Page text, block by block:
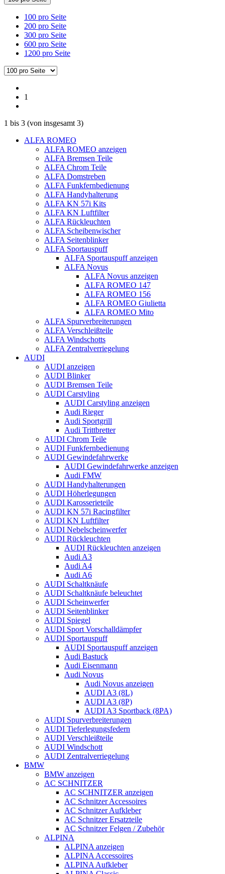
100 pro Seite
200 pro Seite
300 pro Seite
600 pro Seite
1200 pro Seite
1
1 bis 3 (von insgesamt 3)
ALFA ROMEO
ALFA ROMEO anzeigen
ALFA Bremsen Teile
ALFA Chrom Teile
ALFA Domstreben
ALFA Funkfernbedienung
ALFA Handyhalterung
ALFA KN 57i Kits
ALFA KN Luftfilter
ALFA Rückleuchten
ALFA Scheibenwischer
ALFA Seitenblinker
ALFA Sportauspuff
ALFA Sportauspuff anzeigen
ALFA Novus
ALFA Novus anzeigen
ALFA ROMEO 147
ALFA ROMEO 156
ALFA ROMEO Giulietta
ALFA ROMEO Mito
ALFA Spurverbreiterungen
ALFA Verschleißteile
ALFA Windschotts
ALFA Zentralverriegelung
AUDI
AUDI anzeigen
AUDI Blinker
AUDI Bremsen Teile
AUDI Carstyling
AUDI Carstyling anzeigen
Audi Rieger
Audi Sportgrill
Audi Trittbretter
AUDI Chrom Teile
AUDI Funkfernbedienung
AUDI Gewindefahrwerke
AUDI Gewindefahrwerke anzeigen
Audi FMW
AUDI Handyhalterungen
AUDI Höherlegungen
AUDI Karosserieteile
AUDI KN 57i Racingfilter
AUDI KN Luftfilter
AUDI Nebelscheinwerfer
AUDI Rückleuchten
AUDI Rückleuchten anzeigen
Audi A3
Audi A4
Audi A6
AUDI Schaltknäufe
AUDI Schaltknäufe beleuchtet
AUDI Scheinwerfer
AUDI Seitenblinker
AUDI Spiegel
AUDI Sport Vorschalldämpfer
AUDI Sportauspuff
AUDI Sportauspuff anzeigen
Audi Bastuck
Audi Eisenmann
Audi Novus
Audi Novus anzeigen
AUDI A3 (8L)
AUDI A3 (8P)
AUDI A3 Sportback (8PA)
AUDI Spurverbreiterungen
AUDI Tieferlegungsfedern
AUDI Verschleißteile
AUDI Windschott
AUDI Zentralverriegelung
BMW
BMW anzeigen
AC SCHNITZER
AC SCHNITZER anzeigen
AC Schnitzer Accessoires
AC Schnitzer Aufkleber
AC Schnitzer Ersatzteile
AC Schnitzer Felgen / Zubehör
ALPINA
ALPINA anzeigen
ALPINA Accessoires
ALPINA Aufkleber